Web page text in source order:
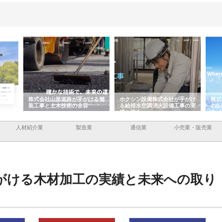
ホクシン設備株式会社が手がけ
る給排水空調消火設備工事の実
績と強み
株式会社東京シー・エム・シー
のGISインフラ管理システム導
入メリット
株
か
由
人材紹介業 製造業 通信業 小売業・販売業
る木材加工の実績と未来への取り